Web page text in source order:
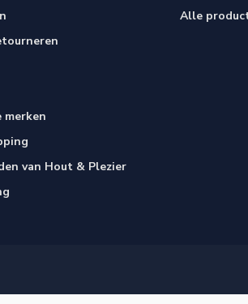
merken
van Hout & Plezier
Alle